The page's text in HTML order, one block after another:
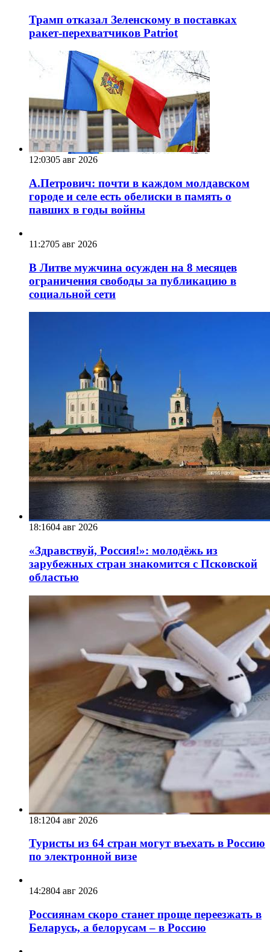
Трамп отказал Зеленскому в поставках
ракет-перехватчиков Patriot
12:0305 авг 2026
А.Петрович: почти в каждом молдавском
городе и селе есть обелиски в память о
павших в годы войны
11:2705 авг 2026
В Литве мужчина осужден на 8 месяцев
ограничения свободы за публикацию в
социальной сети
18:1604 авг 2026
«Здравствуй, Россия!»: молодёжь из
зарубежных стран знакомится с Псковской
областью
18:1204 авг 2026
Туристы из 64 стран могут въехать в Россию
по электронной визе
14:2804 авг 2026
Россиянам скоро станет проще переезжать в
Беларусь, а белорусам – в Россию